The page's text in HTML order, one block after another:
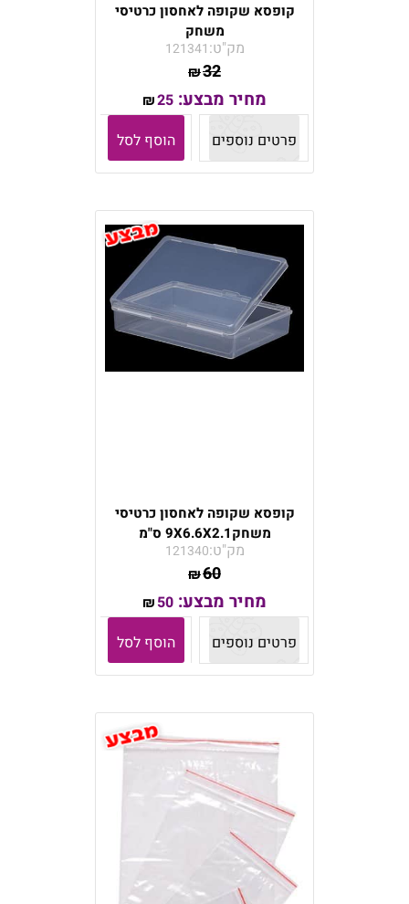
קופסא שקופה לאחסון כרטיסי
משחק
מק"ט:121341
₪32
מחיר מבצע: ₪25
פרטים נוספים
הוסף לסל
קופסא שקופה לאחסון כרטיסי
משחק9X6.6X2.1 ס"מ
מק"ט:121340
₪60
מחיר מבצע: ₪50
פרטים נוספים
הוסף לסל